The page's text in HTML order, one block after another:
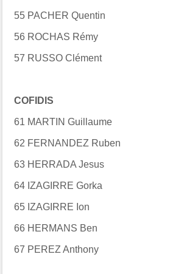
55 PACHER Quentin
56 ROCHAS Rémy
57 RUSSO Clément
COFIDIS
61 MARTIN Guillaume
62 FERNANDEZ Ruben
63 HERRADA Jesus
64 IZAGIRRE Gorka
65 IZAGIRRE Ion
66 HERMANS Ben
67 PEREZ Anthony